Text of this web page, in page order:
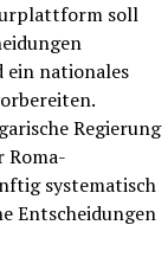
soll
nationales
Regierung
systematisch
Entscheidungen